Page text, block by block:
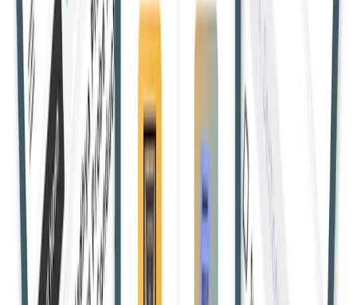
में बदला
तेलंगाना हाईकोर्ट ने पति की मौत के मामले में पत्नी की दोषसिद्धि बरकरार
रखी, लेकिन अचानक हुए झगड़े को देखते हुए जेल की सजा हटाकर केवल
जुर्माना रखा। - रेशमा बनाम आंध्र प्रदेश राज्य।
Shivam Y.
11 May 2026, 15:11:19 IST